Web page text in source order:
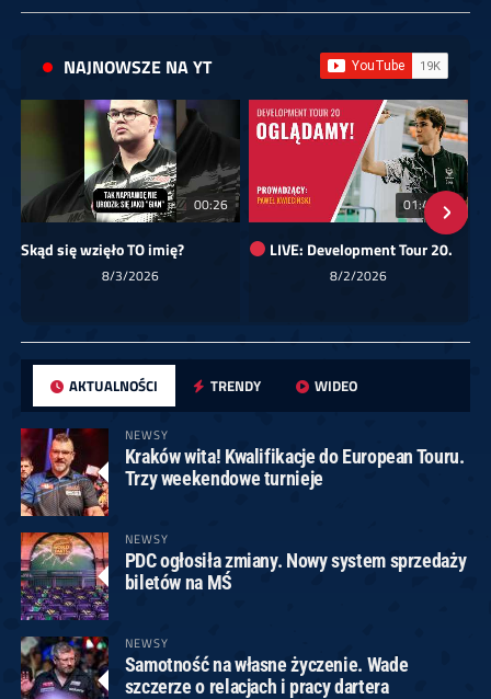
NAJNOWSZE NA YT
00:26
Skąd się wzięło TO imię?
8/3/2026
01:40:24
LIVE: Development Tour 20.
8/2/2026
AKTUALNOŚCI TRENDY WIDEO
NEWSY
Kraków wita! Kwalifikacje do European Touru.
Trzy weekendowe turnieje
NEWSY
PDC ogłosiła zmiany. Nowy system sprzedaży
biletów na MŚ
NEWSY
Samotność na własne życzenie. Wade
szczerze o relacjach i pracy dartera